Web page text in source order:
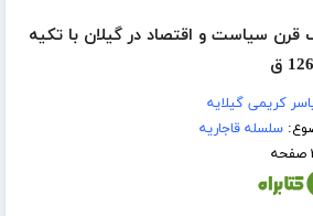
قرن سیاست و اقتصاد در گیلان با تکیه
کریمی گیلایه
سلسله قاجاریه